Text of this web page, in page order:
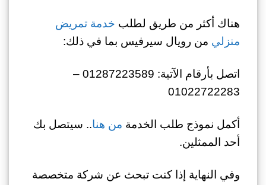
هناك أكثر من طريق لطلب خدمة تمريض
منزلي من رويال سيرفيس بما في ذلك:
اتصل بأرقام الآتية: 01287223589 –
01022722283
أكمل نموذج طلب الخدمة من هنا.. سيتصل بك
أحد الممثلين.
وفي النهاية إذا كنت تبحث عن شركة متخصصة